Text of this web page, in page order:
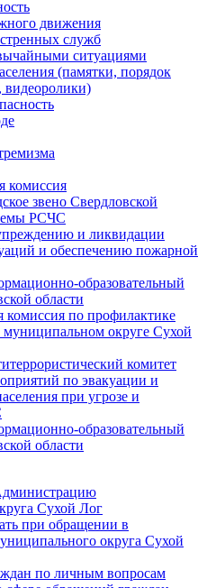
движения
служб
ситуациями
(памятки, порядок
видеоролики)
комиссия
звено Свердловской
РСЧС
и ликвидации
и обеспечению пожарной
образовательный
области
по профилактике
округе Сухой
комитет
по эвакуации и
при угрозе и
образовательный
области
Сухой Лог
при обращении в
округа Сухой
по личным вопросам